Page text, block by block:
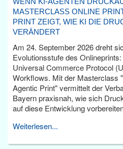
MASTERCLASS ONLINE
PRINT ZEIGT, WIE KI DIE
VERÄNDERT
Am 24. September 2026 dreht
Evolutionsstufe des
Universal Commerce Protocol
Workflows. Mit der Masterclass
Agentic Print" vermittelt der
Bayern praxisnah, wie sich
auf diese Entwicklung
Weiterlesen...